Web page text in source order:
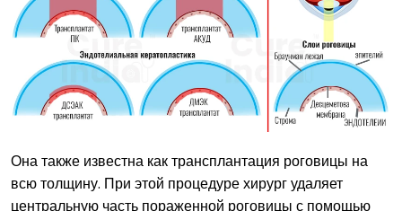
Она также известна как трансплантация роговицы на
всю толщину. При этой процедуре хирург удаляет
центральную часть пораженной роговицы с помощью